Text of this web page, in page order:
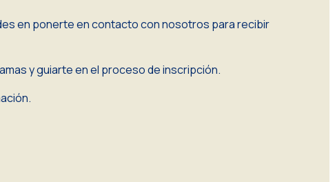
en ponerte en contacto con nosotros para recibir
y guiarte en el proceso de inscripción.